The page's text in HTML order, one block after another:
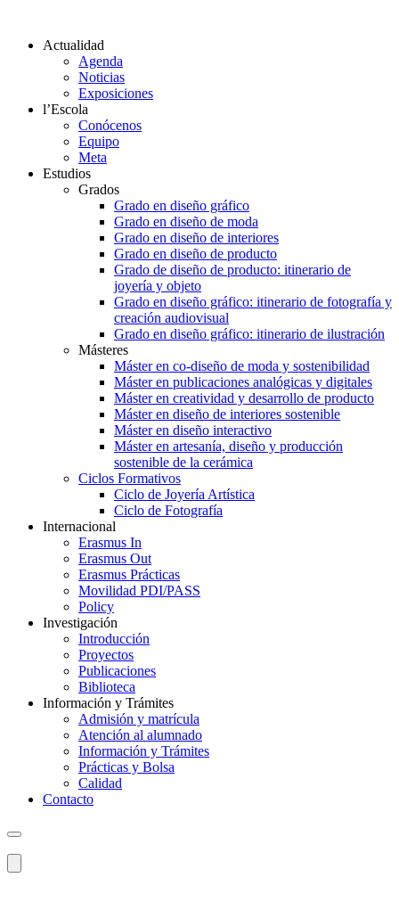
Actualidad
Agenda
Noticias
Exposiciones
l’Escola
Conócenos
Equipo
Meta
Estudios
Grados
Grado en diseño gráfico
Grado en diseño de moda
Grado en diseño de interiores
Grado en diseño de producto
Grado de diseño de producto: itinerario de
joyería y objeto
Grado en diseño gráfico: itinerario de fotografía y
creación audiovisual
Grado en diseño gráfico: itinerario de ilustración
Másteres
Máster en co-diseño de moda y sostenibilidad
Máster en publicaciones analógicas y digitales
Máster en creatividad y desarrollo de producto
Máster en diseño de interiores sostenible
Máster en diseño interactivo
Máster en artesanía, diseño y producción
sostenible de la cerámica
Ciclos Formativos
Ciclo de Joyería Artística
Ciclo de Fotografía
Internacional
Erasmus In
Erasmus Out
Erasmus Prácticas
Movilidad PDI/PASS
Policy
Investigación
Introducción
Proyectos
Publicaciones
Biblioteca
Información y Trámites
Admisión y matrícula
Atención al alumnado
Información y Trámites
Prácticas y Bolsa
Calidad
Contacto